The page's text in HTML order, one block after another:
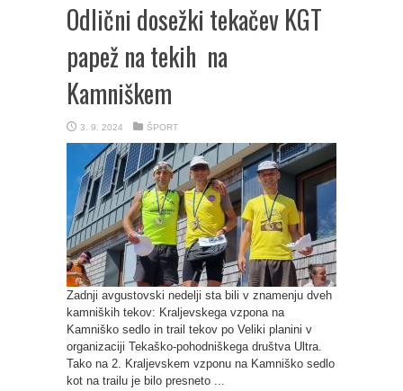
Odlični dosežki tekačev KGT
papež na tekih na
Kamniškem
3. 9. 2024 ŠPORT
Zadnji avgustovski nedelji sta bili v znamenju dveh
kamniških tekov: Kraljevskega vzpona na
Kamniško sedlo in trail tekov po Veliki planini v
organizaciji Tekaško-pohodniškega društva Ultra.
Tako na 2. Kraljevskem vzponu na Kamniško sedlo
kot na trailu je bilo presneto ...